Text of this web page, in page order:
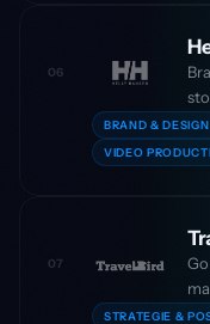
06
BRAND & DESIGN
VIDEO
07
STRATEGIE &